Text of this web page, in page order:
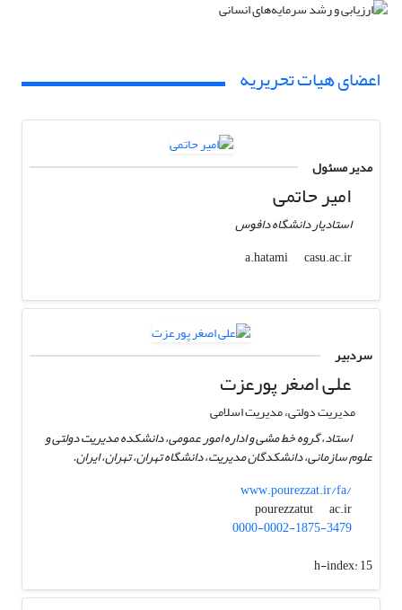
اعضای هیات تحریریه
مدیر مسئول
امیر حاتمی
استادیار دانشگاه دافوس
a.hatami
casu.ac.ir
سردبیر
علی اصغر پورعزت
مدیریت دولتی، مدیریت اسلامی
استاد، گروه خط مشی و اداره امور عمومی، دانشکده مدیریت دولتی و
علوم سازمانی، دانشکدگان مدیریت، دانشگاه تهران، تهران، ایران.
www.pourezzat.ir/fa/
pourezzatut
ac.ir
0000-0002-1875-3479
h-index:15